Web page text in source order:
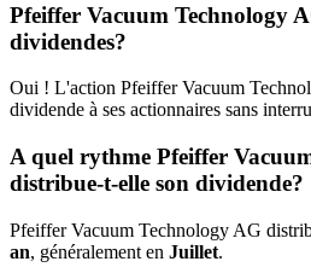
Pfeiffer Vacuum Technology
dividendes?
Oui ! L'action Pfeiffer Vacuum
dividende à ses actionnaires sans
A quel rythme Pfeiffer
distribue-t-elle son dividende?
Pfeiffer Vacuum Technology AG
an, généralement en Juillet.